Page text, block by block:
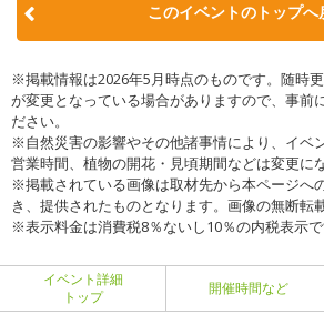
このイベントのトップへ
※掲載情報は2026年5月時点のものです。随時
が変更となっている場合がありますので、事前
ださい。
※自然災害の影響やその他諸事情により、イベ
営業時間、植物の開花・見頃期間などは変更に
※掲載されている画像は取材先から本ページへ
き、提供されたものとなります。画像の無断転
※表示料金は消費税8％ないし10％の内税表示で
イベント詳細
トップ
開催時間など